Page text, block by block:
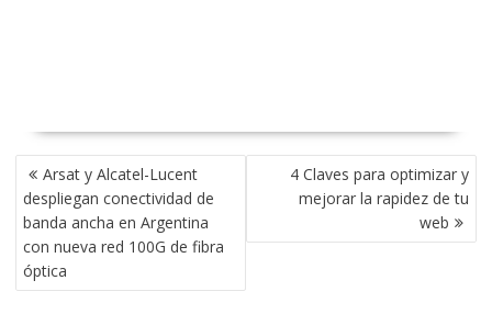
NAVEGACIÓN
DE
ENTRADAS
Arsat y Alcatel-Lucent
despliegan conectividad de
banda ancha en Argentina
con nueva red 100G de fibra
óptica
4 Claves para optimizar y
mejorar la rapidez de tu
web